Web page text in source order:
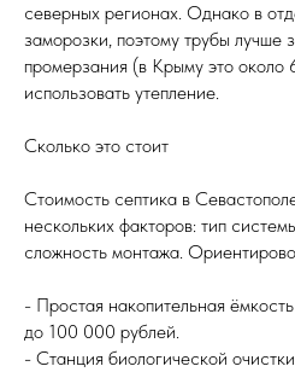
северных регионах. Однако в
заморозки, поэтому трубы лучше
промерзания (в Крыму это
использовать утепление.
Сколько это стоит
Стоимость септика в
нескольких факторов: тип
сложность монтажа.
- Простая накопительная
до 100 000 рублей.
- Станция биологической